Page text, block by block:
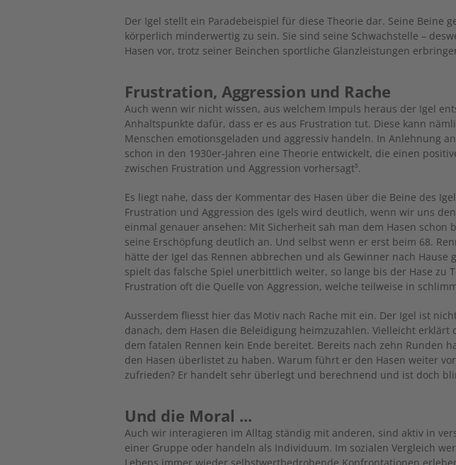
Der Igel stellt ein Paradebeispiel für diese Theorie dar. Seine Beine
körperlich minderwertig zu sein. Sie sind seine Schwachstelle –
Hasen vor, trotz seiner Beinchen sportliche Glanzleistungen
Frustration, Aggression und Rache
Auch wenn wir nicht wissen, aus welchem Impuls heraus der Igel
Anhaltspunkte dafür, dass er es aus Frustration tut. Diese kann
Menschen emotionsgeladen und aggressiv handeln. In Anlehnung
schon in den 1930er-Jahren eine Theorie entwickelt, die einen
zwischen Frustration und Aggression vorhersagt⁵.
Es liegt nahe, dass der Kommentar des Hasen über die Beine des
Frustration und Aggression des Igels wird deutlich, wenn wir uns
einmal genauer ansehen: Mit Sicherheit sah man dem Hasen schon
seine Erschöpfung deutlich an. Und selbst wenn er erst beim 68.
hätte der Igel das Rennen abbrechen und als Gewinner nach Hause
spielt das falsche Spiel unerbittlich weiter, so lange bis der Hase zu
Frustration oft die Quelle von Aggression, welche teilweise in
Ausserdem fliesst hier das Motiv nach Rache mit ein. Der Igel ist
danach, dem Hasen die Beleidigung heimzuzahlen. Vielleicht erklärt
dem fatalen Rennen kein Ende bereitet. Bereits nach zehn Runden
den Hasen überlistet zu haben. Warum führt er den Hasen weiter
zufrieden? Er handelt sehr überlegt und berechnend und ist doch
Und die Moral ...
Auch wir interagieren im Alltag ständig mit anderen, sind aktiv in
einer Gruppe oder handeln als Individuum. Im sozialen Vergleich